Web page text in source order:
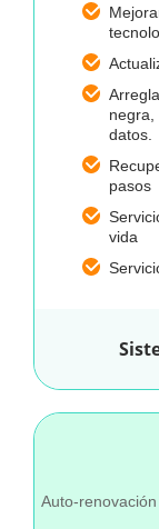
negra,
datos.
pasos
vida
Auto-